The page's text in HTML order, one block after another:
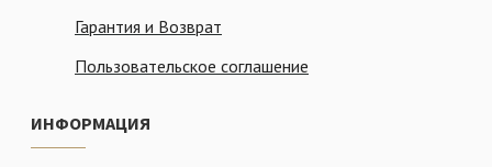
Гарантия и Возврат
Пользовательское соглашение
ИНФОРМАЦИЯ